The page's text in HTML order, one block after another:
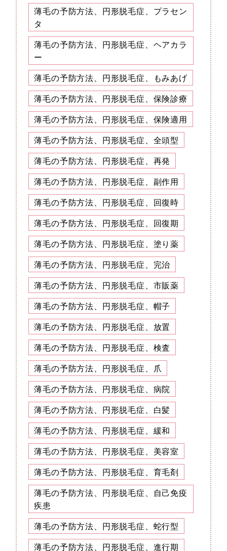
薄毛の予防方法、円形脱毛症、プラセン
タ
薄毛の予防方法、円形脱毛症、ヘアカラ
ー
薄毛の予防方法、円形脱毛症、もみあげ
薄毛の予防方法、円形脱毛症、保険診療
薄毛の予防方法、円形脱毛症、保険適用
薄毛の予防方法、円形脱毛症、全頭型
薄毛の予防方法、円形脱毛症、再発
薄毛の予防方法、円形脱毛症、副作用
薄毛の予防方法、円形脱毛症、回復時
薄毛の予防方法、円形脱毛症、回復期
薄毛の予防方法、円形脱毛症、塗り薬
薄毛の予防方法、円形脱毛症、完治
薄毛の予防方法、円形脱毛症、市販薬
薄毛の予防方法、円形脱毛症、帽子
薄毛の予防方法、円形脱毛症、放置
薄毛の予防方法、円形脱毛症、検査
薄毛の予防方法、円形脱毛症、爪
薄毛の予防方法、円形脱毛症、病院
薄毛の予防方法、円形脱毛症、白髪
薄毛の予防方法、円形脱毛症、緩和
薄毛の予防方法、円形脱毛症、美容室
薄毛の予防方法、円形脱毛症、育毛剤
薄毛の予防方法、円形脱毛症、自己免疫
疾患
薄毛の予防方法、円形脱毛症、蛇行型
薄毛の予防方法、円形脱毛症、進行期